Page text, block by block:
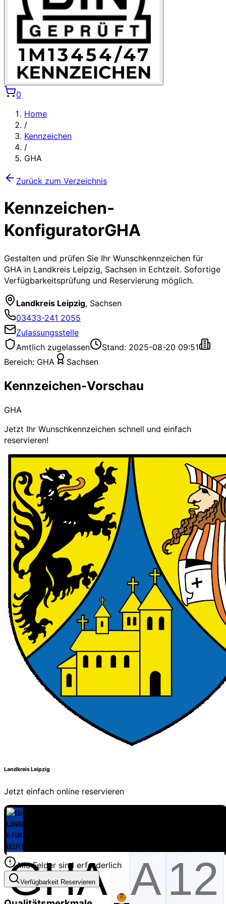
0
Home
/
Kennzeichen
/
GHA
Zurück zum Verzeichnis
Kennzeichen-
KonfiguratorGHA
Gestalten und prüfen Sie Ihr Wunschkennzeichen für
GHA in Landkreis Leipzig, Sachsen in Echtzeit. Sofortige
Verfügbarkeitsprüfung und Reservierung möglich.
Landkreis Leipzig, Sachsen
03433-241 2055
Zulassungsstelle
Amtlich zugelassen
Stand: 2025-08-20 09:51
Bereich: GHA Sachsen
Kennzeichen-Vorschau
GHA
Jetzt Ihr Wunschkennzeichen schnell und einfach
reservieren!
Landkreis Leipzig
Jetzt einfach online reservieren
Alle Felder sind erforderlich
Verfügbarkeit Reservieren